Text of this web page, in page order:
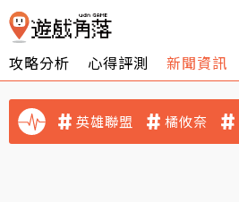
攻略分析 心得評測 新聞資訊
英雄聯盟 橘攸奈